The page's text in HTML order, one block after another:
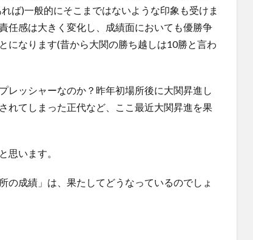
ば)一般的にそこまではないような印象も受けま
任感は大きく変化し、成績面においても優勝争
になります(昔から大関の勝ち越しは10勝と言わ
レッシャーなのか？昨年初場所後に大関昇進し
れてしまった正代など、ここ最近大関昇進を果
思います。
の成績」は、果たしてどうなっているのでしょ